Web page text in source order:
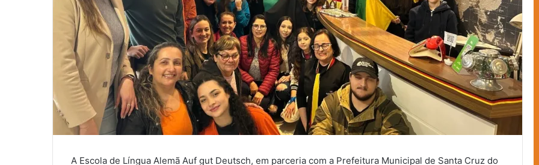
A Escola de Língua Alemã Auf gut Deutsch, em parceria com a Prefeitura Municipal de Santa Cruz do